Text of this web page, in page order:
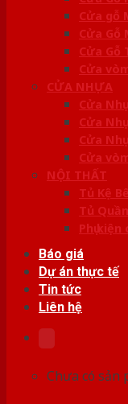
Cửa gỗ
Cửa Gỗ
Cửa Gỗ
Cửa
CỬA NHỰA
Cửa
Cửa
Cửa
Cửa
NỘI THẤT
Tủ Kệ
Tủ
Phụ
Báo giá
Dự án thực tế
Tin tức
Liên hệ
Chưa có sản